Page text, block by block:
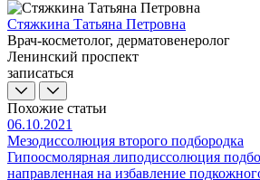
Стяжкина Татьяна Петровна
Врач-косметолог, дерматовенеролог
Ленинский проспект
записаться
Похожие статьи
06.10.2021
Мезодиссолюция второго подбородка
Гипоосмолярная липодиссолюция
направленная на избавление